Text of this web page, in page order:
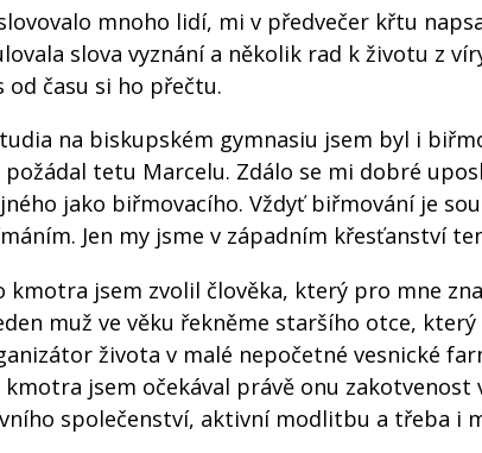
mnoho lidí, mi v předvečer křtu
slova vyznání a několik rad k životu z
od času si ho přečtu.
na biskupském gymnasiu jsem byl i
tetu Marcelu. Zdálo se mi dobré
jako biřmovacího. Vždyť biřmování je
Jen my jsme v západním křesťanství
kmotra jsem zvolil člověka, který pro mne
muž ve věku řekněme staršího otce,
života v malé nepočetné vesnické
jsem očekával právě onu zakotvenost
společenství, aktivní modlitbu a třeba i